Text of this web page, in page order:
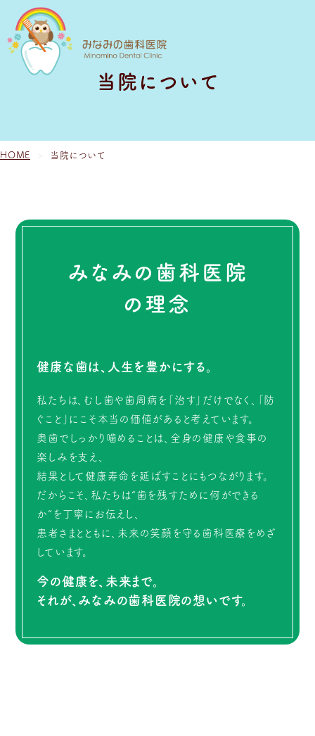
当院について
HOME 当院について
みなみの歯科医院
の理念
健康な歯は、人生を豊かにする。
私たちは、むし歯や歯周病を「治す」だけでなく、「防
ぐこと」にこそ本当の価値があると考えています。
奥歯でしっかり噛めることは、全身の健康や食事の
楽しみを支え、
結果として健康寿命を延ばすことにもつながります。
だからこそ、私たちは“歯を残すために何ができる
か”を丁寧にお伝えし、
患者さまとともに、未来の笑顔を守る歯科医療をめざ
しています。
今の健康を、未来まで。
それが、みなみの歯科医院の想いです。